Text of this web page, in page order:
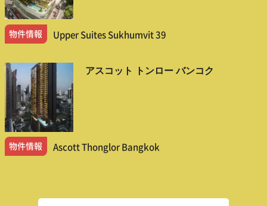
物件情報 Upper Suites Sukhumvit 39
アスコット トンロー バンコク
物件情報 Ascott Thonglor Bangkok